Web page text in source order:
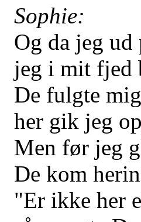
Sophie:
Og da jeg ud
jeg i mit fjed
De fulgte
her gik jeg
Men før jeg
De kom
"Er ikke her